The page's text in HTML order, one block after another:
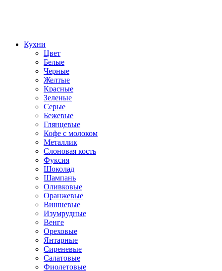
Кухни
Цвет
Белые
Черные
Желтые
Красные
Зеленые
Серые
Бежевые
Глянцевые
Кофе с молоком
Металлик
Слоновая кость
Фуксия
Шоколад
Шампань
Оливковые
Оранжевые
Вишневые
Изумрудные
Венге
Ореховые
Янтарные
Сиреневые
Салатовые
Фиолетовые